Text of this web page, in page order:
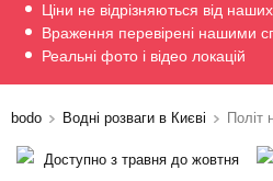
Ціни не відрізняються від
Враження перевірені нашими
Реальні фото і відео локацій
bodo Водні розваги в Києві Політ
Доступно з травня до жовтня